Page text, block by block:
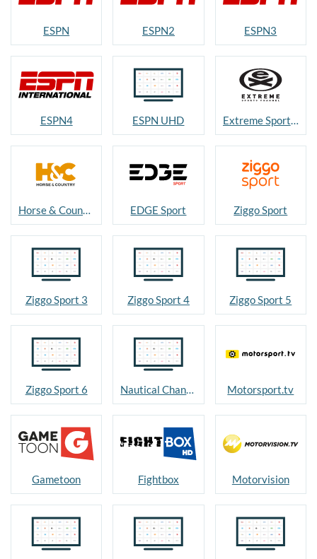
ESPN ESPN2 ESPN3
ESPN4 ESPN UHD Extreme Sports Channel
Horse & Country TV EDGE Sport Ziggo Sport
Ziggo Sport 3 Ziggo Sport 4 Ziggo Sport 5
Ziggo Sport 6 Nautical Channel Motorsport.tv
Gametoon Fightbox Motorvision